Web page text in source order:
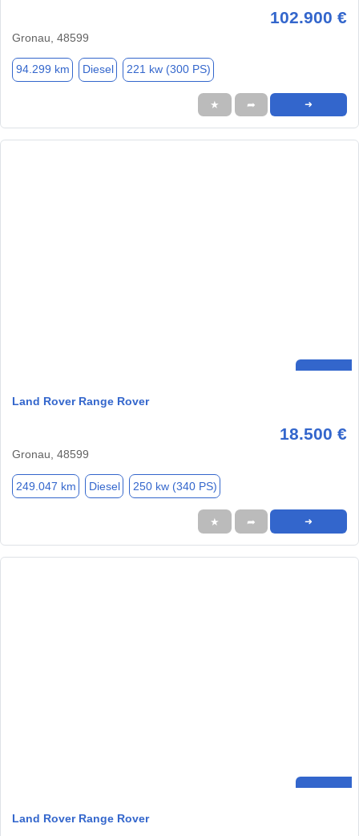
102.900 €
Gronau, 48599
94.299 km Diesel 221 kw (300 PS)
★ ➦ ➜
Land Rover Range Rover
18.500 €
Gronau, 48599
249.047 km Diesel 250 kw (340 PS)
★ ➦ ➜
Land Rover Range Rover